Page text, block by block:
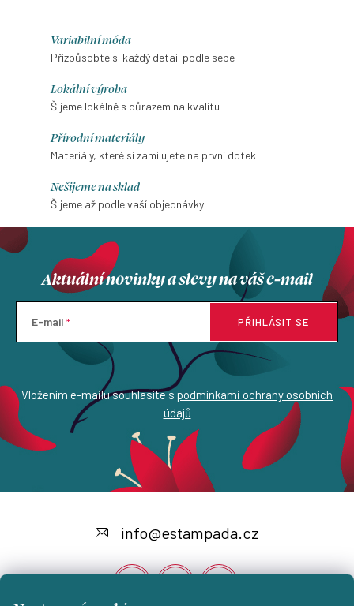
Variabilní móda
Přizpůsobte si každý detail podle sebe
Lokální výroba
Šijeme lokálně s důrazem na kvalitu
Přírodní materiály
Materiály, které si zamilujete na první dotek
Nešijeme na sklad
Šijeme až podle vaší objednávky
Aktuální novinky a slevy na váš e-mail
E-mail
Vložením e-mailu souhlasíte s podmínkami ochrany osobních
údajů
PŘIHLÁSIT SE
a
info@estampada.cz